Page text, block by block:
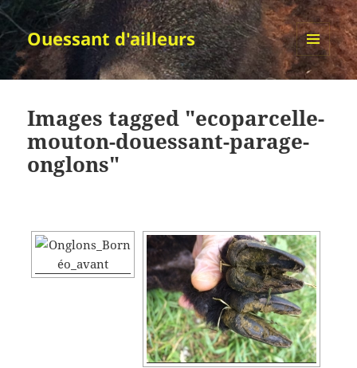
Ouessant d'ailleurs
MENU
ET
Images tagged "ecoparcelle-
mouton-douessant-parage-
onglons"